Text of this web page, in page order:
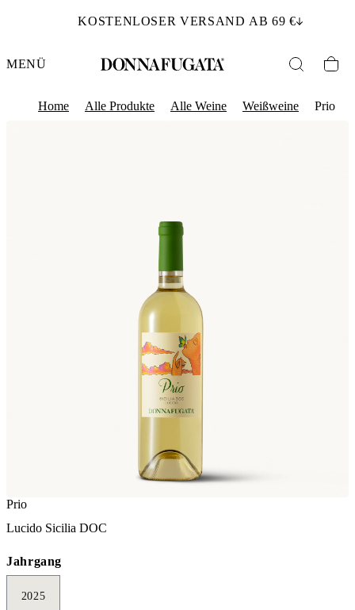
KOSTENLOSER VERSAND AB 69 €
MENÜ
Home Alle Produkte Alle Weine Weißweine Prio
Prio
Lucido Sicilia DOC
Jahrgang
2025